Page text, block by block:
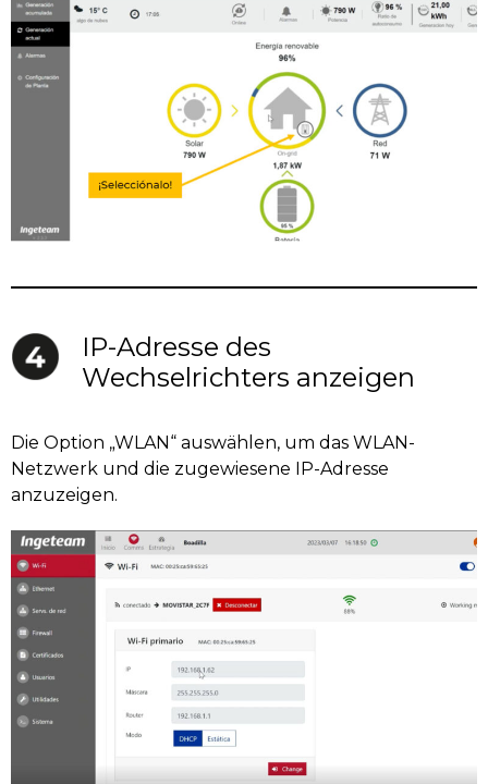
IP-Adresse des
Wechselrichters anzeigen
Die Option „WLAN“ auswählen, um das WLAN-
Netzwerk und die zugewiesene IP-Adresse
anzuzeigen.